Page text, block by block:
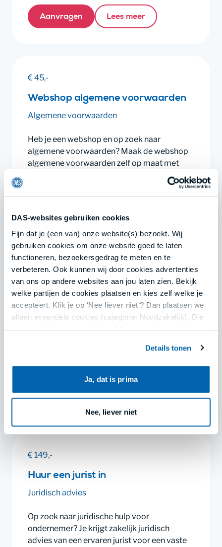
DAS-websites gebruiken cookies
Fijn dat je (een van) onze website(s) bezoekt. Wij
gebruiken cookies om onze website goed te laten
functioneren, bezoekersgedrag te meten en te
verbeteren. Ook kunnen wij door cookies advertenties
van ons op andere websites aan jou laten zien. Bekijk
welke partijen de cookies plaatsen en kies zelf welke je
accepteert. Klik je op ‘Nee liever niet’? Dan plaatsen we
alleen essentiële cookies (categorie: Noodzakelijk). Die
Jouw keuze kun je opnieuw aanpassen of intrekken via
ons cookieoverzicht onderaan onze websites of in de
menu’s van onze apps. Lees meer in
Details tonen
Ja, dat is prima
Nee, liever niet
Aanvragen Lees meer
€ 45,-
Webshop algemene voorwaarden
Algemene voorwaarden
Heb je een webshop en op zoek naar
algemene voorwaarden? Maak de webshop
algemene voorwaarden zelf op maat met
gratis
Brief verborgen gebreken
Brieven
te verplichten om de verborgen gebreken
aan jouw woning op te (laten) lossen!
Opstellen Lees meer
€ 149,-
Huur een jurist in
Juridisch advies
Op zoek naar juridische hulp voor
ondernemer? Je krijgt zakelijk juridisch
advies van een ervaren jurist voor een vaste